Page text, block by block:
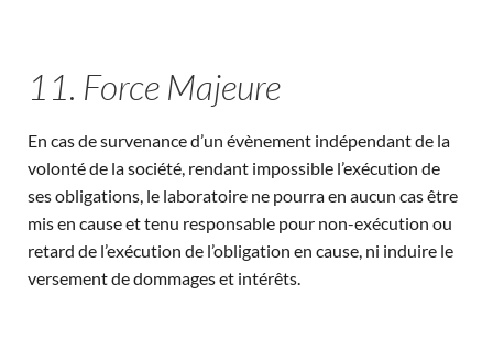
11. Force Majeure
En cas de survenance d’un évènement indépendant de la
volonté de la société, rendant impossible l’exécution de
ses obligations, le laboratoire ne pourra en aucun cas être
mis en cause et tenu responsable pour non-exécution ou
retard de l’exécution de l’obligation en cause, ni induire le
versement de dommages et intérêts.